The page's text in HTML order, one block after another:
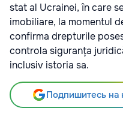
stat al Ucrainei, în care
imobiliare, la momentul
confirma drepturile
controla siguranța
inclusiv istoria sa.
Подпишитесь на